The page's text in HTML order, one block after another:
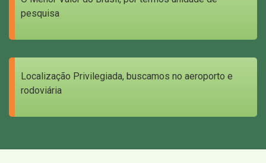
pesquisa
Localização Privilegiada, buscamos no aeroporto e
rodoviária